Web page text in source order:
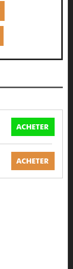
ACHETER
ACHETER